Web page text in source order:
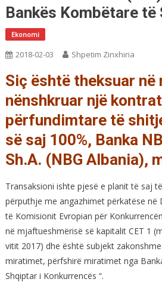
Bankës Kombëtare të
Ekonomi
2018-02-03 Shpetim Zinxhiria
Siç është theksuar në
nënshkruar një
përfundimtare të
së saj 100%, Banka
Sh.A. (NBG Albania),
Transaksioni ishte pjesë e planit të saj
përputhje me angazhimet përkatëse në
të Komisionit Evropian për
në mjaftueshmërisë së kapitalit CET 1
vitit 2017) dhe është subjekt
miratimet, përfshirë miratimet nga
Shqiptar i Konkurrencës “.